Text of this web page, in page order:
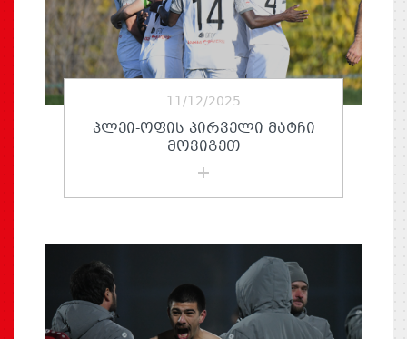
11/12/2025
ᲞᲚᲔᲘ-ᲝᲤᲘᲡ ᲞᲘᲠᲕᲔᲚᲘ ᲛᲐᲢᲩᲘ
ᲛᲝᲕᲘᲒᲔᲗ